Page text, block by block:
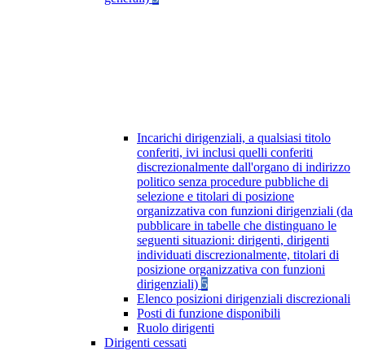
Incarichi dirigenziali, a qualsiasi titolo
conferiti, ivi inclusi quelli conferiti
discrezionalmente dall'organo di indirizzo
politico senza procedure pubbliche di
selezione e titolari di posizione
organizzativa con funzioni dirigenziali (da
pubblicare in tabelle che distinguano le
seguenti situazioni: dirigenti, dirigenti
individuati discrezionalmente, titolari di
posizione organizzativa con funzioni
dirigenziali) 5
Elenco posizioni dirigenziali discrezionali
Posti di funzione disponibili
Ruolo dirigenti
Dirigenti cessati